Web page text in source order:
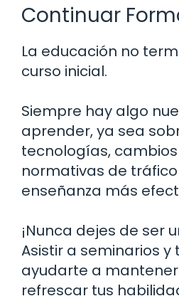
Continuar
La educación no
curso inicial.
Siempre hay algo
aprender, ya sea
tecnologías,
normativas de
enseñanza más
¡Nunca dejes de ser
Asistir a seminarios
ayudarte a
refrescar tus